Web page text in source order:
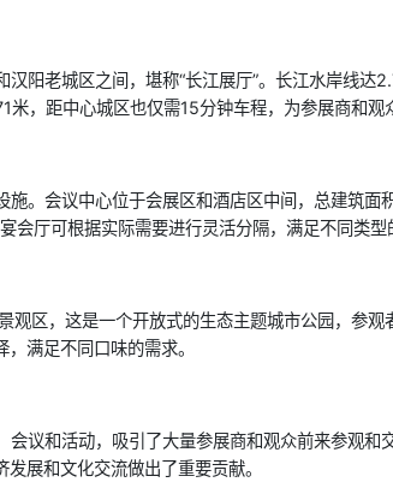
阳老城区之间，堪称“长江展厅”。长江水岸线
，距中心城区也仅需15分钟车程，为参展商和观
施。会议中心位于会展区和酒店区中间，总建
厅可根据实际需要进行灵活分隔，满足不同类型
区，这是一个开放式的生态主题城市公园，参
满足不同口味的需求。
议和活动，吸引了大量参展商和观众前来参观
展和文化交流做出了重要贡献。